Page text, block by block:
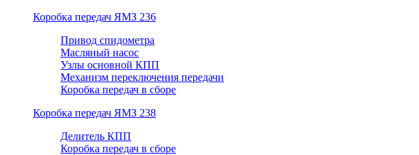
Коробка передач ЯМЗ 236
Привод спидометра
Масляный насос
Узлы основной КПП
Механизм переключения передачи
Коробка передач в сборе
Коробка передач ЯМЗ 238
Делитель КПП
Коробка передач в сборе